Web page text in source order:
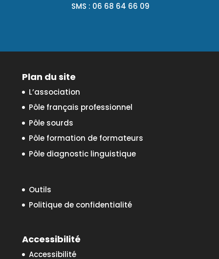
SMS : 06 68 64 66 09
Plan du site
L’association
Pôle français professionnel
Pôle sourds
Pôle formation de formateurs
Pôle diagnostic linguistique
Outils
Politique de confidentialité
Accessibilité
Accessibilité